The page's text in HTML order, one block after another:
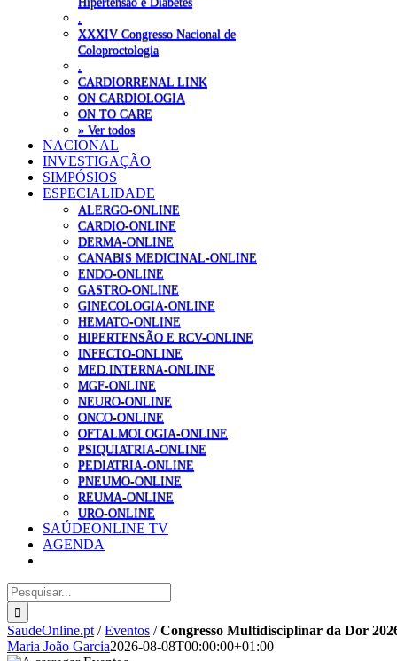
XXXIV Congresso Nacional de
Coloproctologia
CARDIORRENAL LINK
ON CARDIOLOGIA
ON TO CARE
» Ver todos
NACIONAL
INVESTIGAÇÃO
SIMPÓSIOS
ESPECIALIDADE
ALERGO-ONLINE
CARDIO-ONLINE
DERMA-ONLINE
CANABIS MEDICINAL-ONLINE
ENDO-ONLINE
GASTRO-ONLINE
GINECOLOGIA-ONLINE
HEMATO-ONLINE
HIPERTENSÃO E RCV-ONLINE
INFECTO-ONLINE
MED.INTERNA-ONLINE
MGF-ONLINE
NEURO-ONLINE
ONCO-ONLINE
OFTALMOLOGIA-ONLINE
PSIQUIATRIA-ONLINE
PEDIATRIA-ONLINE
PNEUMO-ONLINE
REUMA-ONLINE
URO-ONLINE
SAÚDEONLINE TV
AGENDA
Pesquisar
SaudeOnline.pt /Eventos /Congresso Multidisciplinar da Dor
Maria João Garcia2026-08-08T00:00:00+01:00